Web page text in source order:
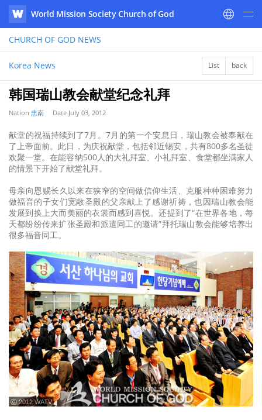
WATV
World Mission Society Church of God
CHURCH OF GOD NEWS
Korea News List back
韩国瑞山教会献堂纪念礼拜
Nation 忠南 Date July 03, 2012
献堂的祝福持续到了7月。7月的第一个安息日，瑞山教会被奉献在
了上帝面前。此日，为庆祝献堂，包括邻近锡安，共有800多名圣徒
欢聚一堂。在能容纳500人的大礼拜室、小礼拜室、食堂都坐满家人
的情景下开始了献堂礼拜。
母亲向恩赐长久以来在狭窄的空间做信仰生活、克服种种困难努力
做福音的子女们宽敞圣殿的父亲献上了感谢祈祷，也因瑞山教会能
发展到换上大而美丽的衣裳而感到喜悦。还提到了“在世界各地，每
天都纷纷传来扩张圣殿和派遣同工的邀请”拜托瑞山教会能够培养出
很多福音同工。
ⓒ 2012 WATV